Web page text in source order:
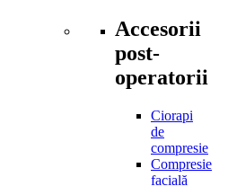
Accesorii
post-
operatorii
Ciorapi
de
compresie
Compresie
facială